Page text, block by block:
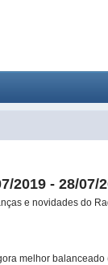
2019 - 28/07/
e novidades do
melhor